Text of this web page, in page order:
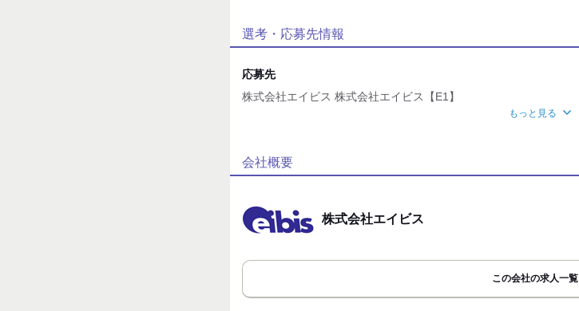
魅力的な待遇
自分らしい恰好
履歴書不要 WEB登録OK
選考・応募先情報
応募先
株式会社エイビス 株式会社エイビス【E1】
◆お電話からのご応募の場合
と言って頂くとスムーズです
・お問い合わせだけのご連絡も受け付けております
◆【応募する】ボタンからのご応募の場合
普段繋がりやすい連絡先のご記入を お願い致します。
もっと見る
会社概要
株式会社エイビス
この会社の求人一覧